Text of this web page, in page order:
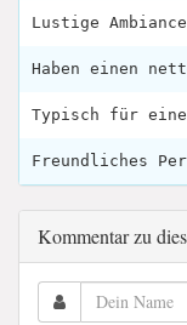
Lustige
Haben einen
Typisch für
Freundliches
Kommentar zu